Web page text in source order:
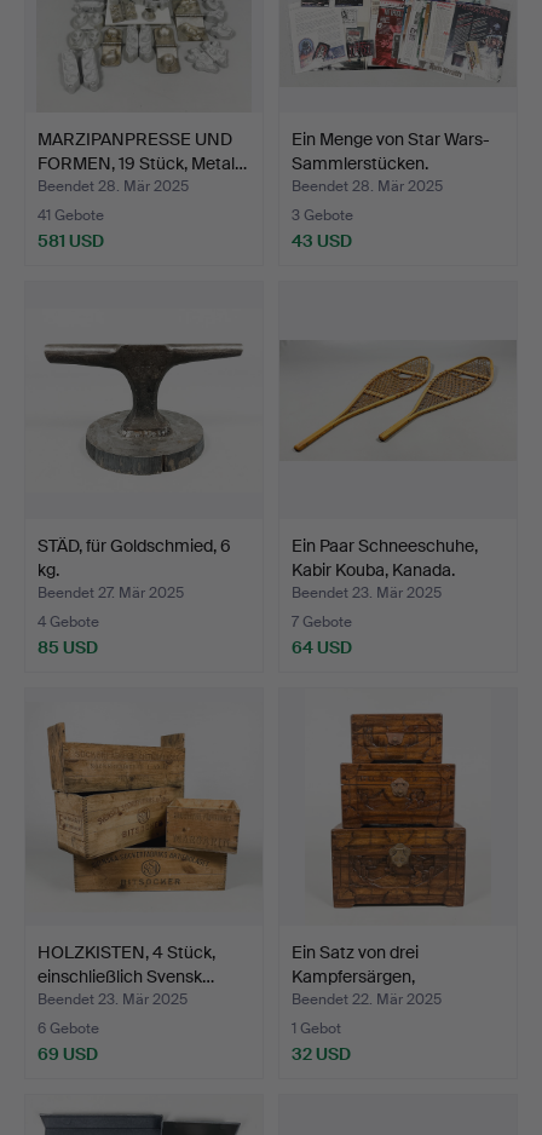
MARZIPANPRESSE UND
FORMEN, 19 Stück, Metal…
Beendet 28. Mär 2025
41 Gebote
581 USD
Ein Menge von Star Wars-
Sammlerstücken.
Beendet 28. Mär 2025
3 Gebote
43 USD
STÄD, für Goldschmied, 6
kg.
Beendet 27. Mär 2025
4 Gebote
85 USD
Ein Paar Schneeschuhe,
Kabir Kouba, Kanada.
Beendet 23. Mär 2025
7 Gebote
64 USD
HOLZKISTEN, 4 Stück,
einschließlich Svensk…
Beendet 23. Mär 2025
6 Gebote
69 USD
Ein Satz von drei
Kampfersärgen,
geschnitz…
Beendet 22. Mär 2025
1 Gebot
32 USD